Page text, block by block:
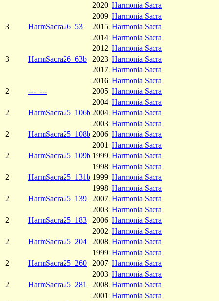
2020: Harmonia Sacra
2009: Harmonia Sacra
3
HarmSacra26_53 2015: Harmonia Sacra
2014: Harmonia Sacra
2012: Harmonia Sacra
3
HarmSacra26_63b 2023: Harmonia Sacra
2017: Harmonia Sacra
2016: Harmonia Sacra
2
---_--- 2005: Harmonia Sacra
2004: Harmonia Sacra
2
HarmSacra25_106b 2004: Harmonia Sacra
2003: Harmonia Sacra
2
HarmSacra25_108b 2006: Harmonia Sacra
2001: Harmonia Sacra
2
HarmSacra25_109b 1999: Harmonia Sacra
1998: Harmonia Sacra
2
HarmSacra25_131b 1999: Harmonia Sacra
1998: Harmonia Sacra
2
HarmSacra25_139 2007: Harmonia Sacra
2003: Harmonia Sacra
2
HarmSacra25_183 2006: Harmonia Sacra
2002: Harmonia Sacra
2
HarmSacra25_204 2008: Harmonia Sacra
1999: Harmonia Sacra
2
HarmSacra25_260 2007: Harmonia Sacra
2003: Harmonia Sacra
2
HarmSacra25_281 2008: Harmonia Sacra
2001: Harmonia Sacra